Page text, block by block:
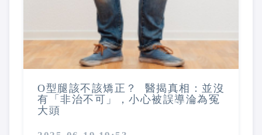
O型腿該不該矯正？ 醫揭真相：並沒
有「非治不可」，小心被誤導淪為冤
大頭